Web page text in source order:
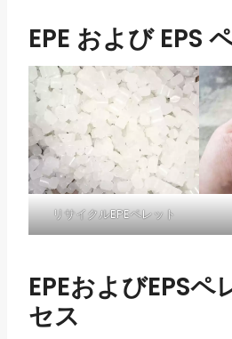
EPE および EPS
リサイクルEPEペレット
EPEおよびEPSペ
セス